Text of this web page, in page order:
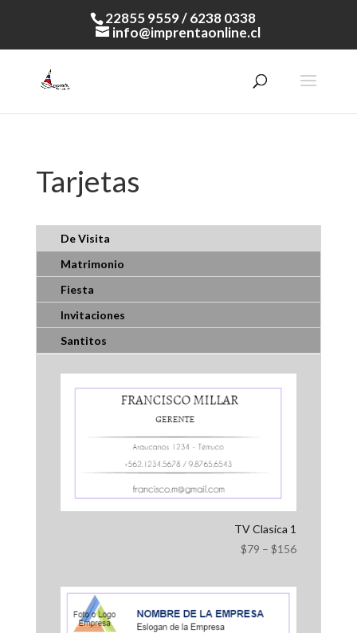
22855 9559 / 6238 0338
info@imprentaonline.cl
Tarjetas
De Visita
Matrimonio
Fiesta
Invitaciones
Santitos
TV Clasica 1
$79 –$156